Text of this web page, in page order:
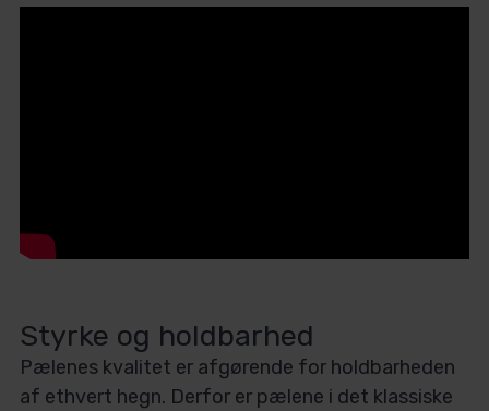
Styrke og holdbarhed
Pælenes kvalitet er afgørende for holdbarheden
af ethvert hegn. Derfor er pælene i det klassiske